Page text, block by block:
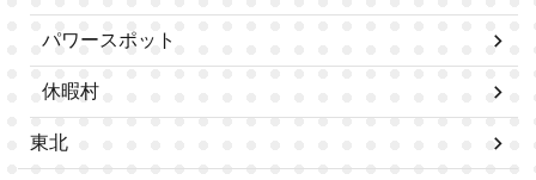
パワースポット
休暇村
東北